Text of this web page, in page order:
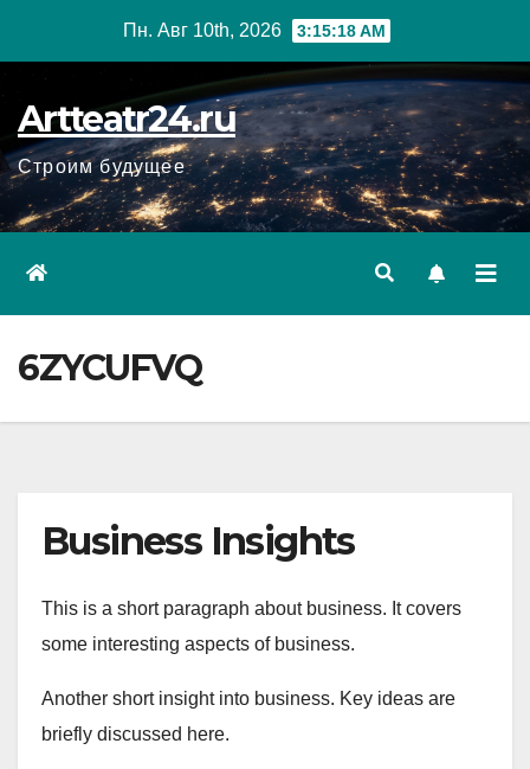
Пн. Авг 10th, 2026 3:15:20 AM
Artteatr24.ru
Строим будущее
6ZYCUFVQ
Business Insights
This is a short paragraph about business. It covers
some interesting aspects of business.
Another short insight into business. Key ideas are
briefly discussed here.